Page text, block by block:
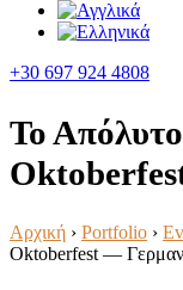
+30 697 924 4808
Το
Αρχική › Portfolio ›
Oktoberfest —